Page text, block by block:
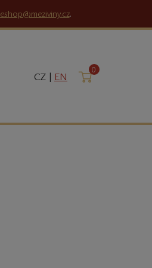
eshop@meziviny.cz.
CZ | EN Košík
0